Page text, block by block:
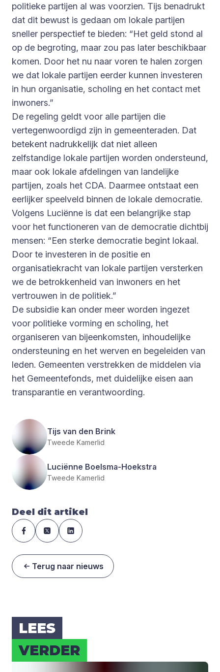
politieke partijen al was voorzien. Tijs benadrukt
dat dit bewust is gedaan om lokale partijen
sneller perspectief te bieden: “Het geld stond al
op de begroting, maar zou pas later beschikbaar
komen. Door het nu naar voren te halen zorgen
we dat lokale partijen eerder kunnen investeren
in hun organisatie, scholing en het contact met
inwoners.”
De regeling geldt voor alle partijen die
vertegenwoordigd zijn in gemeenteraden. Dat
betekent nadrukkelijk dat niet alleen
zelfstandige lokale partijen worden ondersteund,
maar ook lokale afdelingen van landelijke
partijen, zoals het CDA. Daarmee ontstaat een
eerlijker speelveld binnen de lokale democratie.
Volgens Luciënne is dat een belangrijke stap
voor het functioneren van de democratie dichtbij
mensen: “Een sterke democratie begint lokaal.
Door te investeren in de positie en
organisatiekracht van lokale partijen versterken
we de betrokkenheid van inwoners en het
vertrouwen in de politiek.”
De subsidie kan onder meer worden ingezet
voor politieke vorming en scholing, het
organiseren van bijeenkomsten, inhoudelijke
ondersteuning en het werven en begeleiden van
leden. Gemeenten verstrekken de middelen via
het Gemeentefonds, met duidelijke eisen aan
transparantie en verantwoording.
Tijs van den Brink
Tweede Kamerlid
Luciënne Boelsma-Hoekstra
Tweede Kamerlid
Deel dit artikel
Terug naar nieuws
LEES
VER­DER